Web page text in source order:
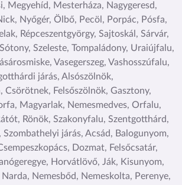
Megyehíd, Mesterháza, Nagygeresd,
Nyőgér, Ölbő, Pecöl, Porpác, Pósfa,
Répceszentgyörgy, Sajtoskál, Sárvár,
Szeleste, Tompaládony, Uraiújfalu,
Vasegerszeg, Vashosszúfalu,
járás, Alsószölnök,
Csörötnek, Felsőszölnök, Gasztony,
Magyarlak, Nemesmedves, Orfalu,
Rönök, Szakonyfalu, Szentgotthárd,
Szombathelyi járás, Acsád, Balogunyom,
Dozmat, Felsőcsatár,
Horvátlövő, Ják, Kisunyom,
Nemesbőd, Nemeskolta, Perenye,